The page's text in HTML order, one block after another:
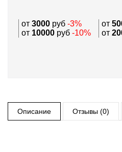
от 3000 руб -3% от
от 10000 руб -10% от
Описание Отзывы (0)